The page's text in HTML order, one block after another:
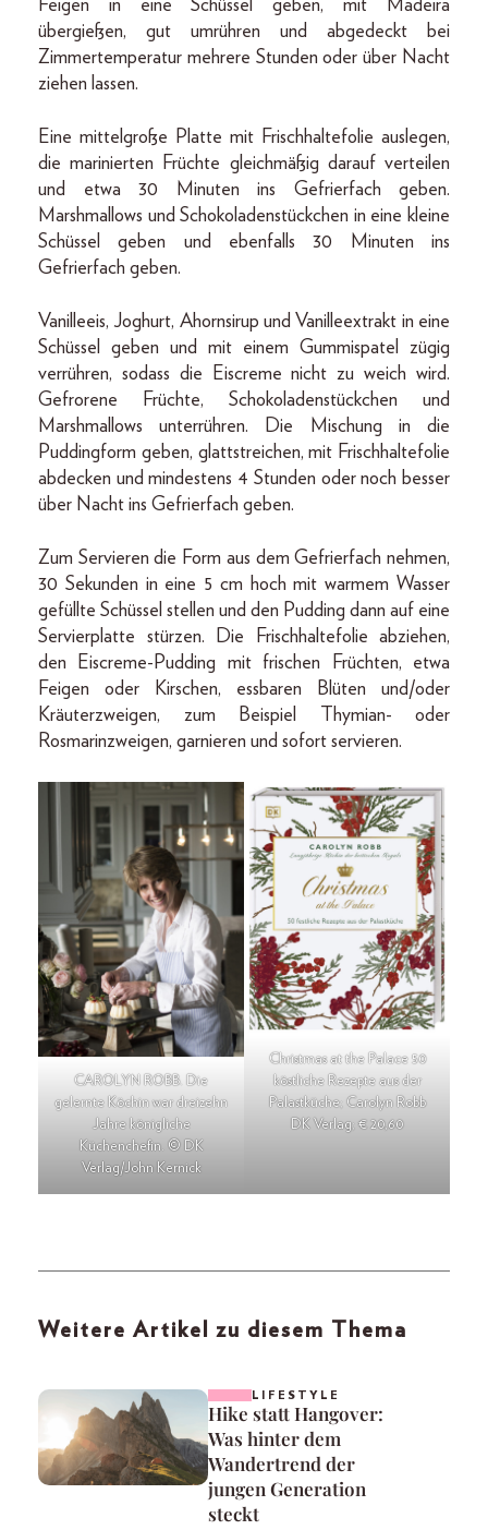
Feigen in eine Schüssel geben, mit Madeira
übergießen, gut umrühren und abgedeckt bei
Zimmertemperatur mehrere Stunden oder über Nacht
ziehen lassen.
Eine mittelgroße Platte mit Frischhaltefolie auslegen,
die marinierten Früchte gleichmäßig darauf verteilen
und etwa 30 Minuten ins Gefrierfach geben.
Marshmallows und Schokoladenstückchen in eine kleine
Schüssel geben und ebenfalls 30 Minuten ins
Gefrierfach geben.
Vanilleeis, Joghurt, Ahornsirup und Vanilleextrakt in eine
Schüssel geben und mit einem Gummispatel zügig
verrühren, sodass die Eiscreme nicht zu weich wird.
Gefrorene Früchte, Schokoladenstückchen und
Marshmallows unterrühren. Die Mischung in die
Puddingform geben, glattstreichen, mit Frischhaltefolie
abdecken und mindestens 4 Stunden oder noch besser
über Nacht ins Gefrierfach geben.
Zum Servieren die Form aus dem Gefrierfach nehmen,
30 Sekunden in eine 5 cm hoch mit warmem Wasser
gefüllte Schüssel stellen und den Pudding dann auf eine
Servierplatte stürzen. Die Frischhaltefolie abziehen,
den Eiscreme-Pudding mit frischen Früchten, etwa
Feigen oder Kirschen, essbaren Blüten und/oder
Kräuterzweigen, zum Beispiel Thymian- oder
Rosmarinzweigen, garnieren und sofort servieren.
CAROLYN ROBB. Die
gelernte Köchin war dreizehn
Jahre königliche
Küchenchefin. © DK
Verlag/John Kernick
Christmas at the Palace 50
köstliche Rezepte aus der
Palastküche; Carolyn Robb
DK Verlag; € 20,60
Weitere Artikel zu diesem Thema
LIFESTYLE
Hike statt Hangover:
Was hinter dem
Wandertrend der
jungen Generation
steckt